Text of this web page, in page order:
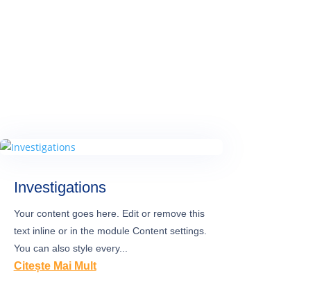
Investigations
Your content goes here. Edit or remove this
text inline or in the module Content settings.
You can also style every...
Citește Mai Mult